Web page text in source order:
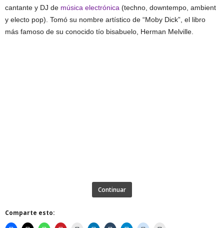
cantante y DJ de música electrónica (techno, downtempo, ambient
y electo pop). Tomó su nombre artístico de “Moby Dick”, el libro
más famoso de su conocido tío bisabuelo, Herman Melville.
Continuar
Comparte esto: